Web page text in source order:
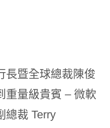
長暨全球總裁陳俊
重量級貴賓 – 微軟
總裁 Terry